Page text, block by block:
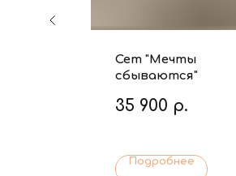
Сет "Мечты
сбываются"
35 900 р.
Подробнее